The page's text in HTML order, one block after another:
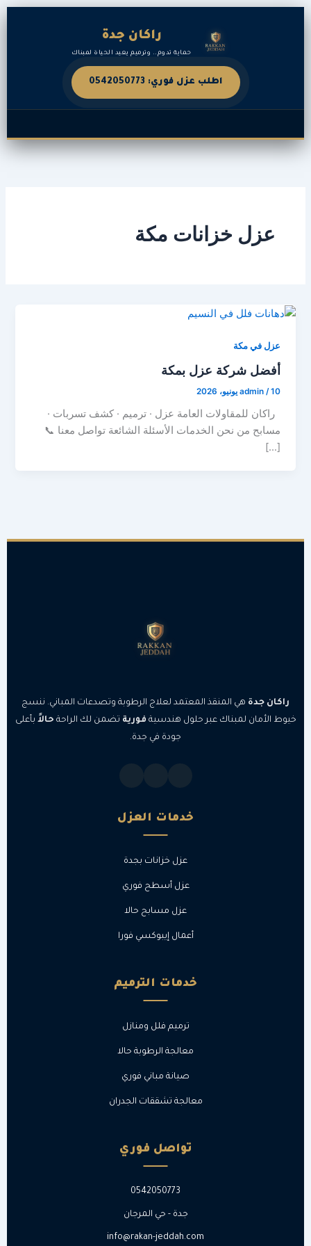
تخطي
راكان جدة
حماية تدوم.. وترميم يعيد الحياة لمبناك
اطلب عزل فوري: 0542050773
عزل خزانات مكة
عزل في مكة
أفضل شركة عزل بمكة
admin /10 يونيو، 2026
راكان للمقاولات العامة عزل · ترميم · كشف تسربات ·
مسابح من نحن الخدمات الأسئلة الشائعة تواصل معنا 📞
[…]
راكان جدة هي المنقذ المعتمد لعلاج الرطوبة وتصدعات المباني. ننسج
خيوط الأمان لمبناك عبر حلول هندسية فورية تضمن لك الراحة حالاً بأعلى
جودة في جدة.
خدمات العزل
عزل خزانات بجدة
عزل أسطح فوري
عزل مسابح حالا
أعمال إيبوكسي فورا
خدمات الترميم
ترميم فلل ومنازل
معالجة الرطوبة حالا
صيانة مباني فوري
معالجة تشققات الجدران
تواصل فوري
0542050773
جدة - حي المرجان
info@rakan-jeddah.com